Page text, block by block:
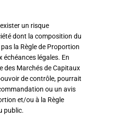
un risque
dont la composition du
la Règle de Proportion
échéances légales. En
des Marchés de Capitaux
de contrôle, pourrait
ou un avis
et/ou à la Règle
public.